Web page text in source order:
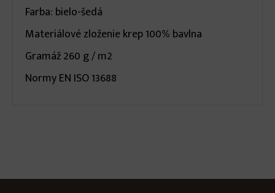
Farba: bielo-šedá
Materiálové zloženie krep 100% bavlna
Gramáž 260 g / m2
Normy EN ISO 13688